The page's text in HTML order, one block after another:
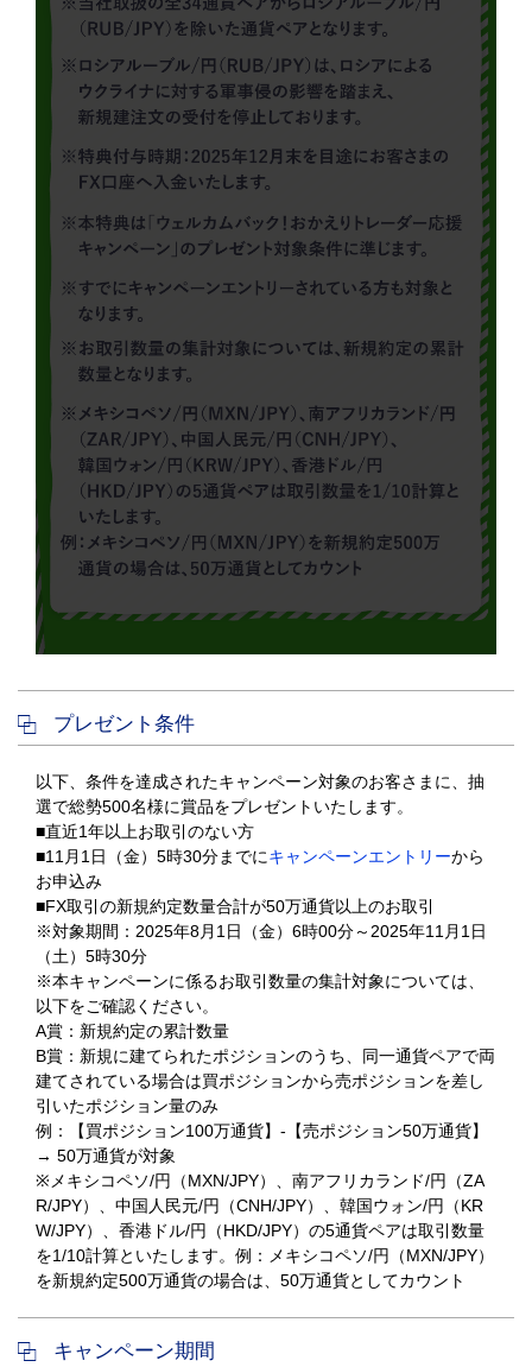
プレゼント条件
以下、条件を達成されたキャンペーン対象のお客さまに、抽
選で総勢500名様に賞品をプレゼントいたします。
■直近1年以上お取引のない方
■11月1日（金）5時30分までにキャンペーンエントリーから
お申込み
■FX取引の新規約定数量合計が50万通貨以上のお取引
※対象期間：2025年8月1日（金）6時00分～2025年11月1日
（土）5時30分
※本キャンペーンに係るお取引数量の集計対象については、
以下をご確認ください。
A賞：新規約定の累計数量
B賞：新規に建てられたポジションのうち、同一通貨ペアで両
建てされている場合は買ポジションから売ポジションを差し
引いたポジション量のみ
例：【買ポジション100万通貨】-【売ポジション50万通貨】
→ 50万通貨が対象
※メキシコペソ/円（MXN/JPY）、南アフリカランド/円（ZA
R/JPY）、中国人民元/円（CNH/JPY）、韓国ウォン/円（KR
W/JPY）、香港ドル/円（HKD/JPY）の5通貨ペアは取引数量
を1/10計算といたします。例：メキシコペソ/円（MXN/JPY）
を新規約定500万通貨の場合は、50万通貨としてカウント
キャンペーン期間